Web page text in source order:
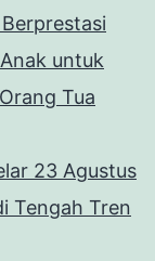
untuk
Tua
23 Agustus
Tengah Tren